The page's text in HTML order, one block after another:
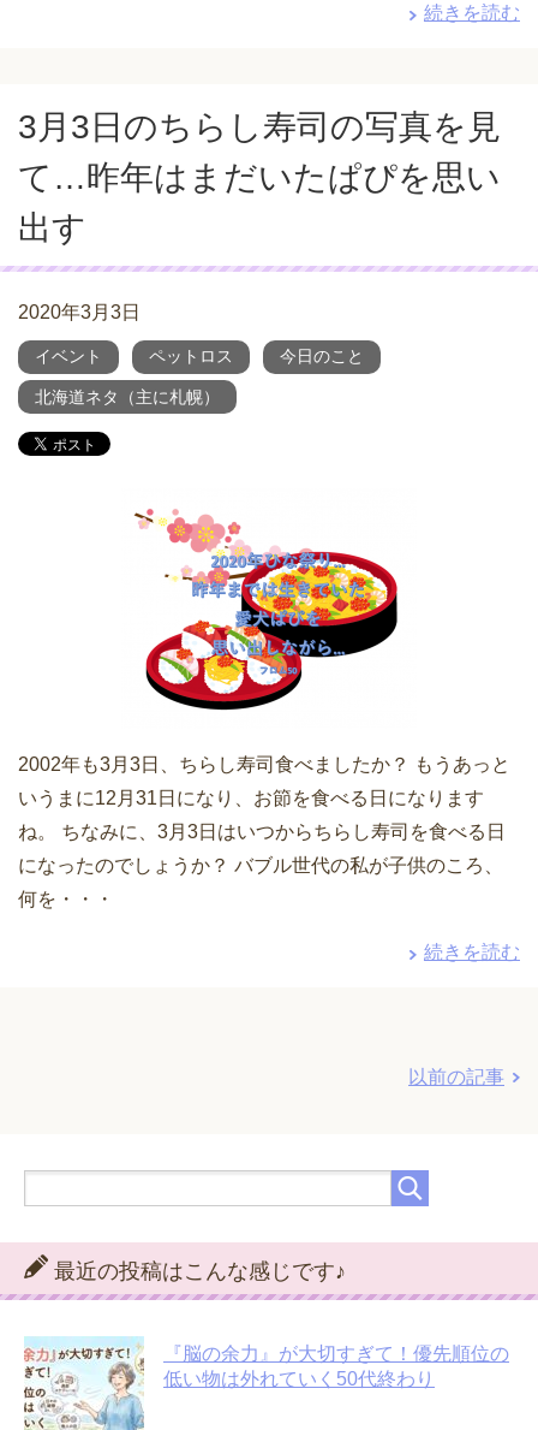
続きを読む
3月3日のちらし寿司の写真を見
て…昨年はまだいたぱぴを思い
出す
2020年3月3日
イベント ペットロス 今日のこと
北海道ネタ（主に札幌）
2002年も3月3日、ちらし寿司食べましたか？ もうあっと
いうまに12月31日になり、お節を食べる日になります
ね。 ちなみに、3月3日はいつからちらし寿司を食べる日
になったのでしょうか？ バブル世代の私が子供のころ、
何を・・・
続きを読む
以前の記事
最近の投稿はこんな感じです♪
『脳の余力』が大切すぎて！優先順位の
低い物は外れていく50代終わり